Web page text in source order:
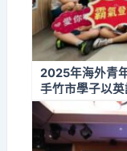
2025年海外青
手竹市學子以